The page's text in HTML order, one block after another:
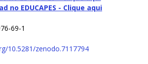
no EDUCAPES - Clique aqui
69-1
10.5281/zenodo.7117794